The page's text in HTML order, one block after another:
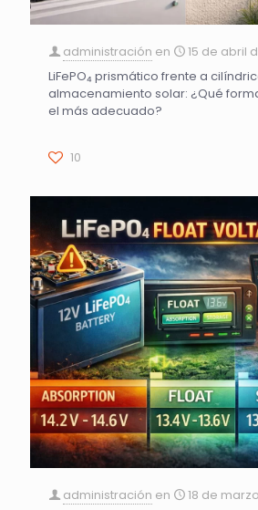
administración en
15 de abril
LiFePO₄ prismático frente a
almacenamiento solar: ¿Qué
el más adecuado?
10
administración en
18 de